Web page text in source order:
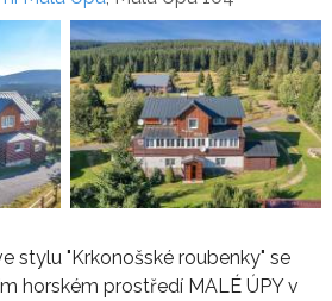
stylu "Krkonošské roubenky" se
horském prostředí MALÉ ÚPY v